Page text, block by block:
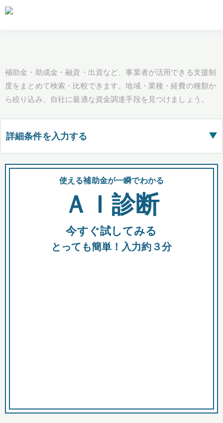
補助金・助成金・融資・出資など、事業者が活用できる支援制
度をまとめて検索・比較できます。地域・業種・経費の種類か
ら絞り込み、自社に最適な資金調達手段を見つけましょう。
詳細条件を入力する ▶
都道府県
全国の検索結果を含めて表示
助成金 融資 出資
使える補助金が一瞬でわかる
ＡＩ診断
今すぐ試してみる
とっても簡単！入力約３分